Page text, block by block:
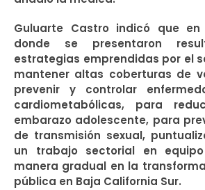
Guluarte Castro indicó que en
donde se presentaron
estrategias emprendidas por el
mantener altas coberturas de
prevenir y controlar
cardiometabólicas, para
embarazo adolescente, para
de transmisión sexual,
un trabajo sectorial en
manera gradual en la
pública en Baja California Sur.